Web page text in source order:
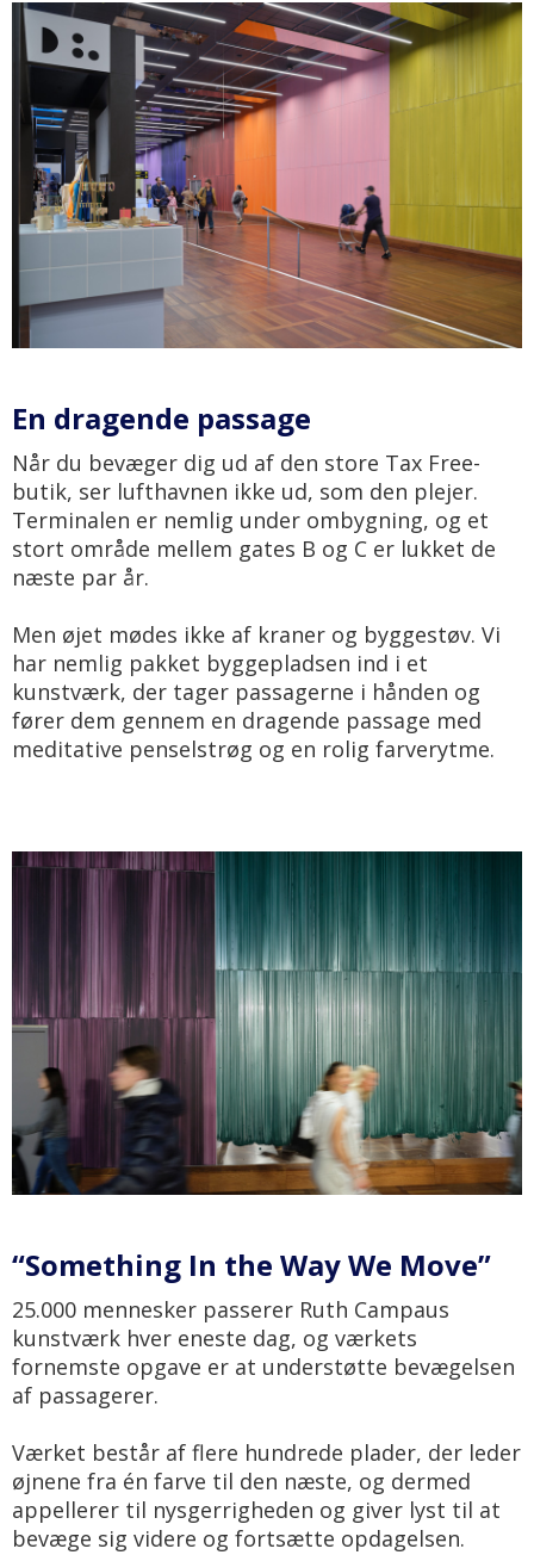
En dragende passage
Når du bevæger dig ud af den store Tax Free-
butik, ser lufthavnen ikke ud, som den plejer.
Terminalen er nemlig under ombygning, og et
stort område mellem gates B og C er lukket de
næste par år.
Men øjet mødes ikke af kraner og byggestøv. Vi
har nemlig pakket byggepladsen ind i et
kunstværk, der tager passagerne i hånden og
fører dem gennem en dragende passage med
meditative penselstrøg og en rolig farverytme.
“Something In the Way We Move”
25.000 mennesker passerer Ruth Campaus
kunstværk hver eneste dag, og værkets
fornemste opgave er at understøtte bevægelsen
af passagerer.
Værket består af flere hundrede plader, der leder
øjnene fra én farve til den næste, og dermed
appellerer til nysgerrigheden og giver lyst til at
bevæge sig videre og fortsætte opdagelsen.